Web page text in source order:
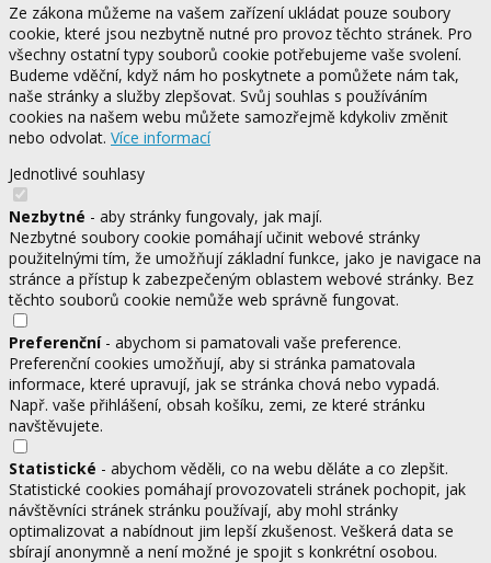
Ze zákona můžeme na vašem zařízení ukládat pouze soubory
cookie, které jsou nezbytně nutné pro provoz těchto stránek. Pro
všechny ostatní typy souborů cookie potřebujeme vaše svolení.
Budeme vděční, když nám ho poskytnete a pomůžete nám tak,
naše stránky a služby zlepšovat. Svůj souhlas s používáním
cookies na našem webu můžete samozřejmě kdykoliv změnit
nebo odvolat. Více informací
Jednotlivé souhlasy
Nezbytné - aby stránky fungovaly, jak mají.
Nezbytné soubory cookie pomáhají učinit webové stránky
použitelnými tím, že umožňují základní funkce, jako je navigace na
stránce a přístup k zabezpečeným oblastem webové stránky. Bez
těchto souborů cookie nemůže web správně fungovat.
Preferenční- abychom si pamatovali vaše preference.
Preferenční cookies umožňují, aby si stránka pamatovala
informace, které upravují, jak se stránka chová nebo vypadá.
Např. vaše přihlášení, obsah košíku, zemi, ze které stránku
navštěvujete.
Statistické - abychom věděli, co na webu děláte a co zlepšit.
Statistické cookies pomáhají provozovateli stránek pochopit, jak
návštěvníci stránek stránku používají, aby mohl stránky
optimalizovat a nabídnout jim lepší zkušenost. Veškerá data se
sbírají anonymně a není možné je spojit s konkrétní osobou.